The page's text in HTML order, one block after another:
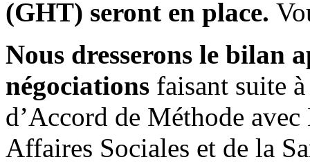
(GHT) seront en place.
Nous dresserons le bilan
négociations faisant suite
d’Accord de Méthode
Affaires Sociales et de la